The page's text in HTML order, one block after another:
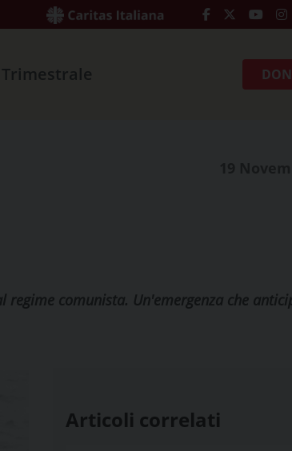
Trimestrale
comunista. Un'emergenza che
Articoli correlati